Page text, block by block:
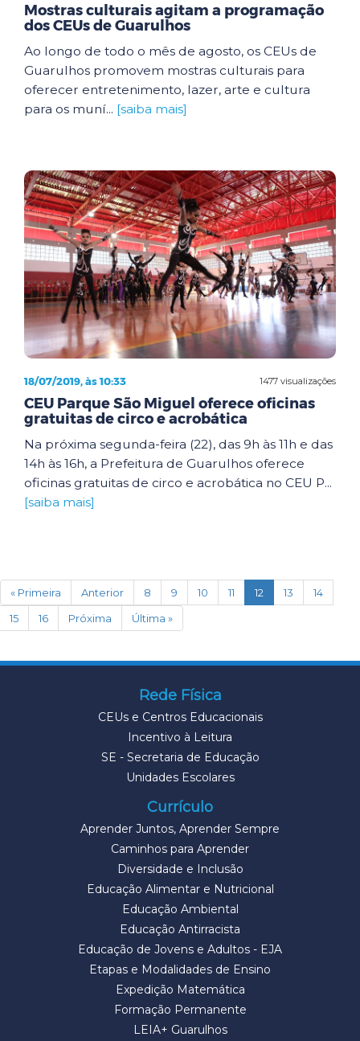
Mostras culturais agitam a programação
dos CEUs de Guarulhos
Ao longo de todo o mês de agosto, os CEUs de
Guarulhos promovem mostras culturais para
oferecer entretenimento, lazer, arte e cultura
para os muní... [saiba mais]
1477 visualizações
18/07/2019, às 10:33
CEU Parque São Miguel oferece oficinas
gratuitas de circo e acrobática
Na próxima segunda-feira (22), das 9h às 11h e das
14h às 16h, a Prefeitura de Guarulhos oferece
oficinas gratuitas de circo e acrobática no CEU P...
[saiba mais]
« Primeira Anterior 8 9 10 11 12 (current)
13
14
15
16 Próxima Última »
Rede Física
CEUs e Centros Educacionais
Incentivo à Leitura
SE - Secretaria de Educação
Unidades Escolares
Currículo
Aprender Juntos, Aprender Sempre
Caminhos para Aprender
Diversidade e Inclusão
Educação Alimentar e Nutricional
Educação Ambiental
Educação Antirracista
Educação de Jovens e Adultos - EJA
Etapas e Modalidades de Ensino
Expedição Matemática
Formação Permanente
LEIA+ Guarulhos